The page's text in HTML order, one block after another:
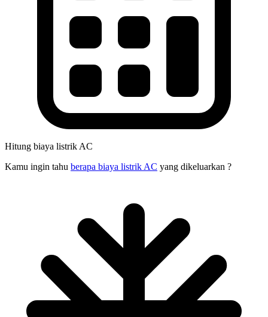
Hitung biaya listrik AC
Kamu ingin tahu berapa biaya listrik AC yang dikeluarkan ?